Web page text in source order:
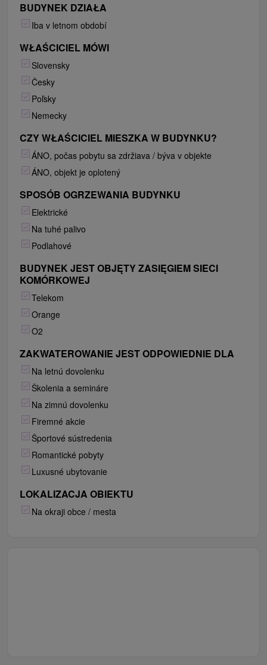
BUDYNEK DZIAŁA
Iba v letnom období
WŁAŚCICIEL MÓWI
Slovensky
Česky
Poľsky
Nemecky
CZY WŁAŚCICIEL MIESZKA W BUDYNKU?
ÁNO, počas pobytu sa zdržiava / býva v objekte
ÁNO, objekt je oplotený
SPOSÓB OGRZEWANIA BUDYNKU
Elektrické
Na tuhé palivo
Podlahové
BUDYNEK JEST OBJĘTY ZASIĘGIEM SIECI
KOMÓRKOWEJ
Telekom
Orange
O2
ZAKWATEROWANIE JEST ODPOWIEDNIE DLA
Na letnú dovolenku
Školenia a semináre
Na zimnú dovolenku
Firemné akcie
Športové sústredenia
Romantické pobyty
Luxusné ubytovanie
LOKALIZACJA OBIEKTU
Na okraji obce / mesta